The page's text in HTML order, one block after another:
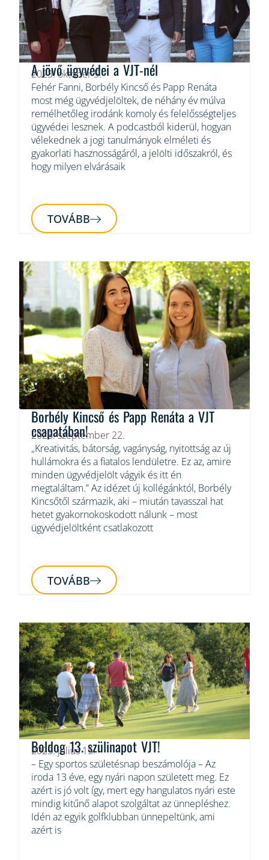
A jövő ügyvédei a VJT-nél
2023. október 5.
Fehér Fanni, Borbély Kincső és Papp Renáta
most még ügyvédjelöltek, de néhány év múlva
remélhetőleg irodánk komoly és felelősségteljes
ügyvédei lesznek. A podcastból kiderül, hogyan
vélekednek a jogi tanulmányok elméleti és
gyakorlati hasznosságáról, a jelölti időszakról, és
hogy milyen elvárásaik
TOVÁBB
Borbély Kincső és Papp Renáta a VJT
csapatában!
2023. szeptember 22.
„Kreativitás, bátorság, vagányság, nyitottság az új
hullámokra és a fiatalos lendületre. Ez az, amire
minden ügyvédjelölt vágyik és itt én
megtaláltam.” Az idézet új kollégánktól, Borbély
Kincsőtől származik, aki – miután tavasszal hat
hetet gyakornokoskodott nálunk – most
ügyvédjelöltként csatlakozott
TOVÁBB
Boldog 13. szülinapot VJT!
2023. július 15.
– Egy sportos születésnap beszámolója – Az
iroda 13 éve, egy nyári napon született meg. Ez
azért is jó volt így, mert egy hangulatos nyári este
mindig kitűnő alapot szolgáltat az ünnepléshez.
Idén az egyik golfklubban ünnepeltünk, ami
azért is